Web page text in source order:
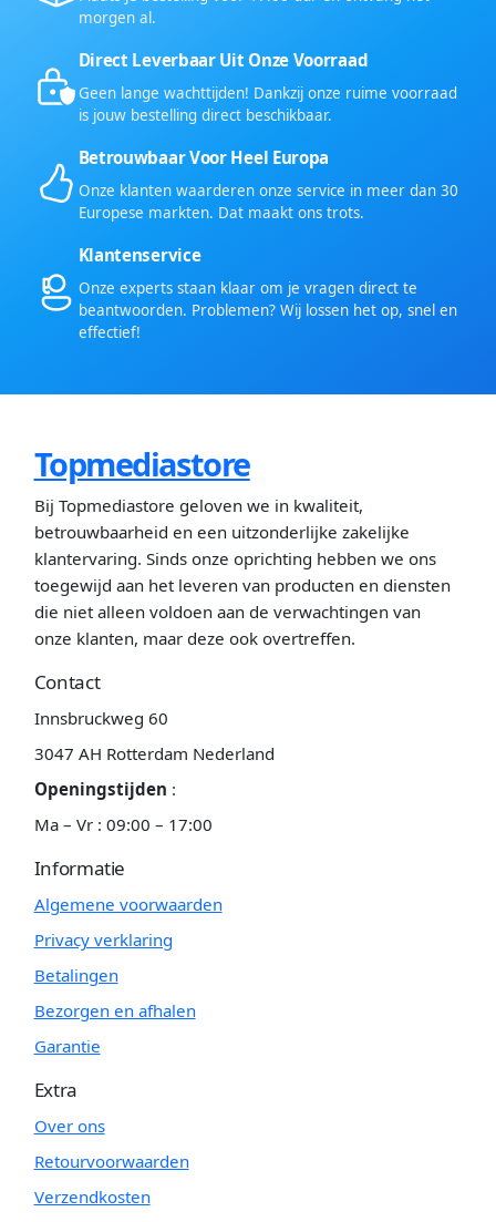
morgen al.
Direct Leverbaar Uit Onze Voorraad
Geen lange wachttijden! Dankzij onze ruime voorraad
is jouw bestelling direct beschikbaar.
Betrouwbaar Voor Heel Europa
Onze klanten waarderen onze service in meer dan 30
Europese markten. Dat maakt ons trots.
Klantenservice
Onze experts staan klaar om je vragen direct te
beantwoorden. Problemen? Wij lossen het op, snel en
effectief!
Topmediastore
Bij Topmediastore geloven we in kwaliteit,
betrouwbaarheid en een uitzonderlijke zakelijke
klantervaring. Sinds onze oprichting hebben we ons
toegewijd aan het leveren van producten en diensten
die niet alleen voldoen aan de verwachtingen van
onze klanten, maar deze ook overtreffen.
Contact
Innsbruckweg 60
3047 AH Rotterdam Nederland
Openingstijden :
Ma – Vr : 09:00 – 17:00
Informatie
Algemene voorwaarden
Privacy verklaring
Betalingen
Bezorgen en afhalen
Garantie
Extra
Over ons
Retourvoorwaarden
Verzendkosten